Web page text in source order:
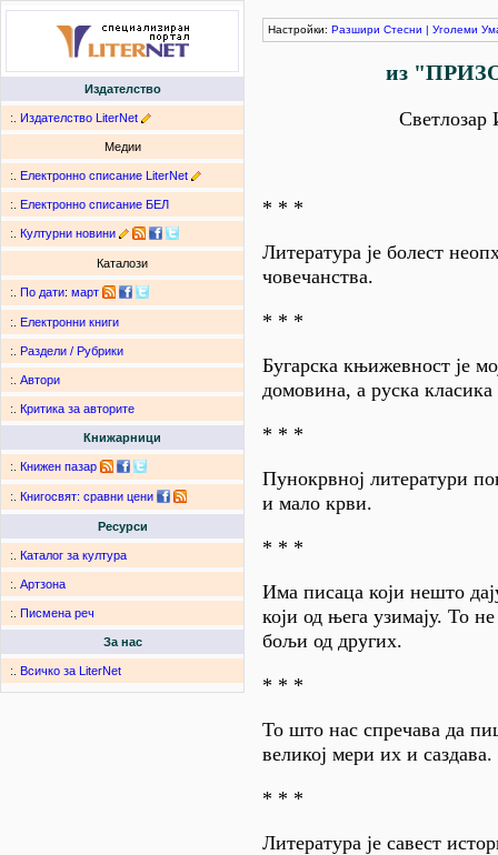
Издателство
:. Издателство LiterNet
Медии
:. Електронно списание LiterNet
:. Електронно списание БЕЛ
:. Културни новини
Каталози
:. По дати: март
:. Електронни книги
:. Раздели / Рубрики
:. Автори
:. Критика за авторите
Книжарници
:. Книжен пазар
:. Книгосвят: сравни цени
Ресурси
:. Каталог за култура
:. Артзона
:. Писмена реч
За нас
:. Всичко за LiterNet
Настройки: Разшири Стесни | Уголеми
из
Светлозар
* * *
Литература је болест
човечанства.
* * *
Бугарска књижевност је
домовина, а руска
* * *
Пунокрвној литератури
и мало крви.
* * *
Има писаца који нешто
који од њега узимају. То
бољи од других.
* * *
То што нас спречава да
великој мери их и саздава.
* * *
Литература је савест